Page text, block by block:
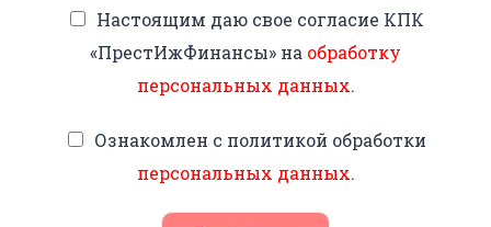
Настоящим даю свое согласие КПК
«ПрестИжФинансы» на обработку
персональных данных.
Ознакомлен с политикой обработки
персональных данных.